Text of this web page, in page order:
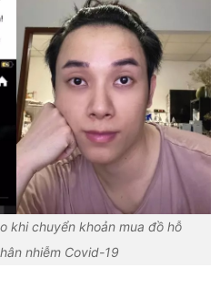
khi chuyển khoản mua đồ hỗ
nhiễm Covid-19